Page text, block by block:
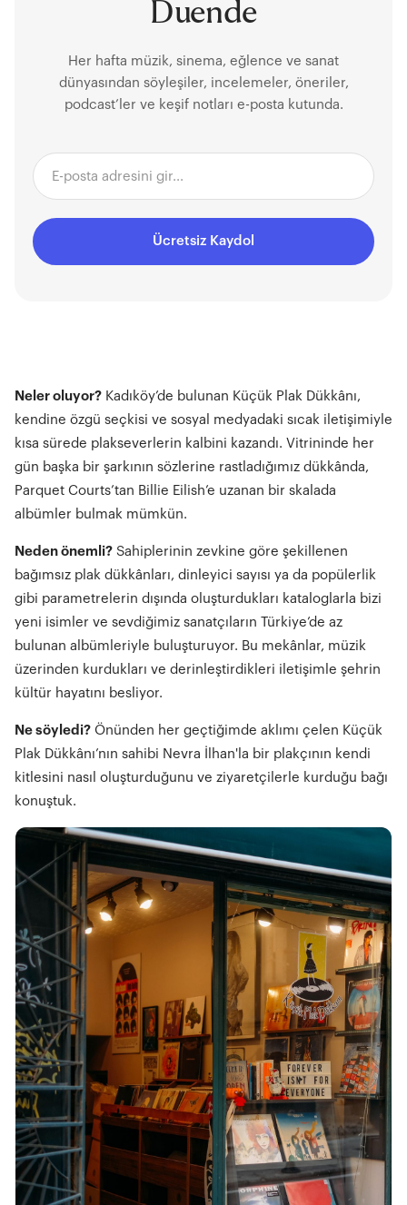
Duende
Her hafta müzik, sinema, eğlence ve sanat
dünyasından söyleşiler, incelemeler, öneriler,
podcast’ler ve keşif notları e-posta kutunda.
Ücretsiz Kaydol
Neler oluyor? Kadıköy’de bulunan Küçük Plak Dükkânı,
kendine özgü seçkisi ve sosyal medyadaki sıcak iletişimiyle
kısa sürede plakseverlerin kalbini kazandı. Vitrininde her
gün başka bir şarkının sözlerine rastladığımız dükkânda,
Parquet Courts’tan Billie Eilish’e uzanan bir skalada
albümler bulmak mümkün.
Neden önemli? Sahiplerinin zevkine göre şekillenen
bağımsız plak dükkânları, dinleyici sayısı ya da popülerlik
gibi parametrelerin dışında oluşturdukları kataloglarla bizi
yeni isimler ve sevdiğimiz sanatçıların Türkiye’de az
bulunan albümleriyle buluşturuyor. Bu mekânlar, müzik
üzerinden kurdukları ve derinleştirdikleri iletişimle şehrin
kültür hayatını besliyor.
Ne söyledi? Önünden her geçtiğimde aklımı çelen Küçük
Plak Dükkânı’nın sahibi Nevra İlhan'la bir plakçının kendi
kitlesini nasıl oluşturduğunu ve ziyaretçilerle kurduğu bağı
konuştuk.